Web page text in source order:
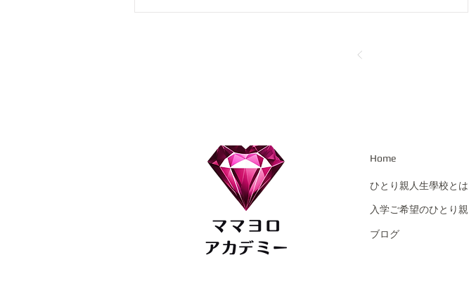
​Home
ひとり親人生學校とは
入学ご希望のひとり親
ブログ